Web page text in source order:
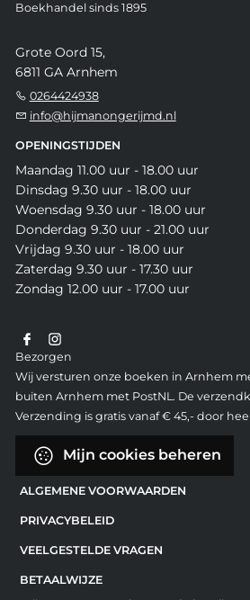
Boekhandel sinds 1895
Grote Oord 15,
6811 GA Arnhem
0264424938
info@hijmanongerijmd.nl
OPENINGSTIJDEN
Maandag 11.00 uur - 18.00 uur
Dinsdag 9.30 uur - 18.00 uur
Woensdag 9.30 uur - 18.00 uur
Donderdag 9.30 uur - 21.00 uur
Vrijdag 9.30 uur - 18.00 uur
Zaterdag 9.30 uur - 17.30 uur
Zondag 12.00 uur - 17.00 uur
Bezorgen
Wij versturen onze boeken in Arnhem
buiten Arnhem met PostNL. De
Verzending is gratis vanaf € 45,- door
Mijn cookies beheren
ALGEMENE VOORWAARDEN
PRIVACYBELEID
VEELGESTELDE VRAGEN
BETAALWIJZE